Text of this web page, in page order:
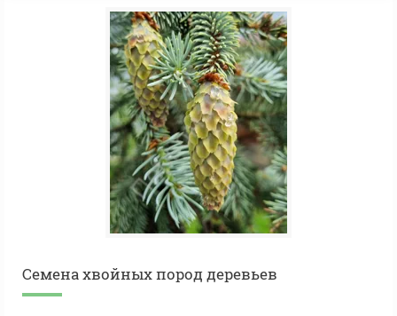
Cемена хвойных пород деревьев